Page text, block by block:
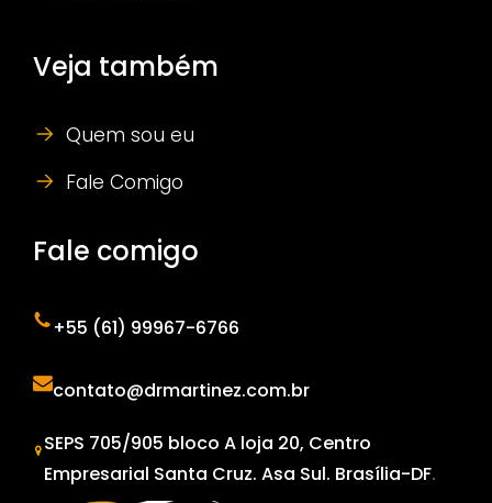
Veja também
Quem sou eu
Fale Comigo
Fale comigo
+55 (61) 99967-6766
contato@drmartinez.com.br
SEPS 705/905 bloco A loja 20, Centro
Empresarial Santa Cruz. Asa Sul. Brasília-DF.